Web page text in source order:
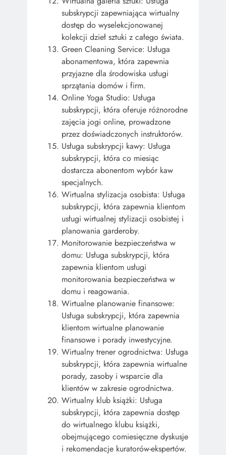
subskrypcji zapewniająca wirtualny
dostęp do wyselekcjonowanej
kolekcji dzieł sztuki z całego świata.
Green Cleaning Service: Usługa
abonamentowa, która zapewnia
przyjazne dla środowiska usługi
sprzątania domów i firm.
Online Yoga Studio: Usługa
subskrypcji, która oferuje różnorodne
zajęcia jogi online, prowadzone
przez doświadczonych instruktorów.
Usługa subskrypcji kawy: Usługa
subskrypcji, która co miesiąc
dostarcza abonentom wybór kaw
specjalnych.
Wirtualna stylizacja osobista: Usługa
subskrypcji, która zapewnia klientom
usługi wirtualnej stylizacji osobistej i
planowania garderoby.
Monitorowanie bezpieczeństwa w
domu: Usługa subskrypcji, która
zapewnia klientom usługi
monitorowania bezpieczeństwa w
domu i reagowania.
Wirtualne planowanie finansowe:
Usługa subskrypcji, która zapewnia
klientom wirtualne planowanie
finansowe i porady inwestycyjne.
Wirtualny trener ogrodnictwa: Usługa
subskrypcji, która zapewnia wirtualne
porady, zasoby i wsparcie dla
klientów w zakresie ogrodnictwa.
Wirtualny klub książki: Usługa
subskrypcji, która zapewnia dostęp
do wirtualnego klubu książki,
obejmującego comiesięczne dyskusje
i rekomendacje kuratorów-ekspertów.